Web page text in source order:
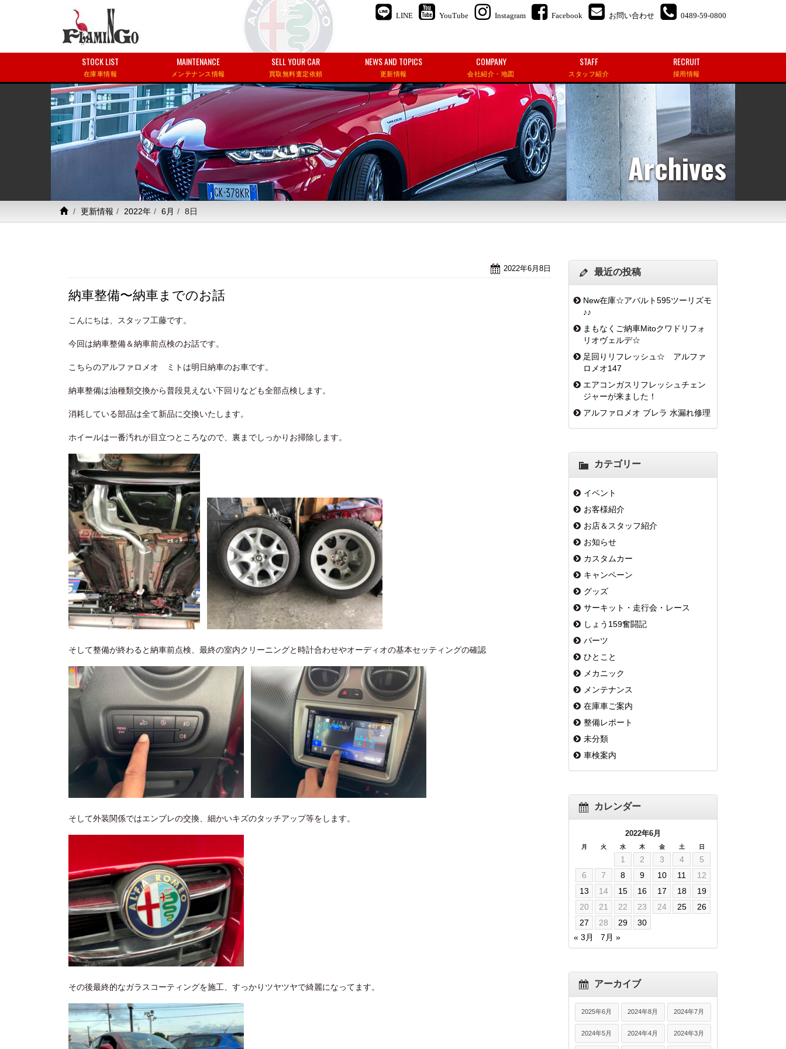
LINE YouTube Instagram Facebook お問い合わせ 0489-59-0800
STOCK LIST
在庫車情報
MAINTENANCE
メンテナンス情報
SELL YOUR CAR
買取無料査定依頼
NEWS AND TOPICS
更新情報
COMPANY
会社紹介・地図
STAFF
スタッフ紹介
RECRUIT
採用情報
Archives
更新情報 2022年 6月 8日
2022年6月8日
納車整備〜納車までのお話
こんにちは、スタッフ工藤です。
今回は納車整備＆納車前点検のお話です。
こちらのアルファロメオ ミトは明日納車のお車です。
納車整備は油種類交換から普段見えない下回りなども全部点検します。
消耗している部品は全て新品に交換いたします。
ホイールは一番汚れが目立つところなので、裏までしっかりお掃除します。
そして整備が終わると納車前点検、最終の室内クリーニングと時計合わせやオーディオの基本セッティングの確認
そして外装関係ではエンブレの交換、細かいキズのタッチアップ等をします。
その後最終的なガラスコーティングを施工、すっかりツヤツヤで綺麗になってます。
最近の投稿
New在庫☆アバルト595ツーリズモ
♪♪
まもなくご納車Mitoクワドリフォ
リオヴェルデ☆
足回りリフレッシュ☆ アルファ
ロメオ147
エアコンガスリフレッシュチェン
ジャーが来ました！
アルファロメオ ブレラ 水漏れ修理
カテゴリー
イベント
お客様紹介
お店＆スタッフ紹介
お知らせ
カスタムカー
キャンペーン
グッズ
サーキット・走行会・レース
しょう159奮闘記
パーツ
ひとこと
メカニック
メンテナンス
在庫車ご案内
整備レポート
未分類
車検案内
カレンダー
2022年6月
月 火 水 木 金 土 日
1 2 3 4
5
6
7 8 9 10 11
12
13
14 15 16 17 18
19
20
21 22 23 24 25
26
27
28 29
30
« 3月
7月 »
アーカイブ
2025年6月 2024年8月 2024年7月
2024年5月 2024年4月 2024年3月